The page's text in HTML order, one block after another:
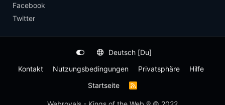
Facebook
Twitter
Deutsch [Du]
Kontakt
Nutzungsbedingungen Privatsphäre
Hilfe
Startseite
R
S